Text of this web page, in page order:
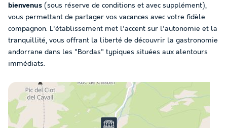
bienvenus (sous réserve de conditions et avec supplément),
vous permettant de partager vos vacances avec votre fidèle
compagnon. L'établissement met l'accent sur l'autonomie et la
tranquillité, vous offrant la liberté de découvrir la gastronomie
andorrane dans les "Bordas" typiques situées aux alentours
immédiats.